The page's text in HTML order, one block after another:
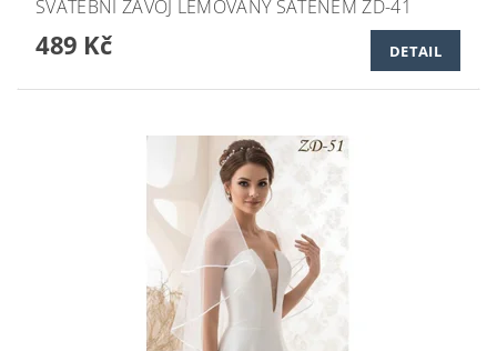
SVATEBNÍ ZÁVOJ LEMOVANÝ SATÉNEM ZD-41
489 Kč DETAIL